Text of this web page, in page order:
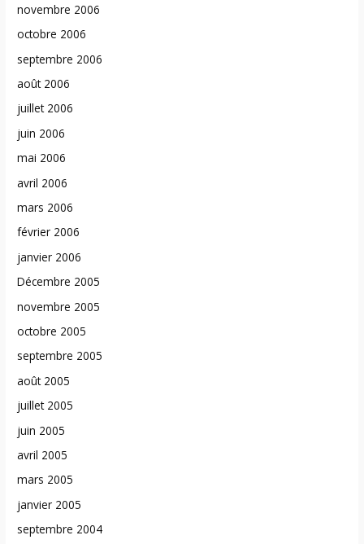
novembre 2006
octobre 2006
septembre 2006
août 2006
juillet 2006
juin 2006
mai 2006
avril 2006
mars 2006
février 2006
janvier 2006
Décembre 2005
novembre 2005
octobre 2005
septembre 2005
août 2005
juillet 2005
juin 2005
avril 2005
mars 2005
janvier 2005
septembre 2004